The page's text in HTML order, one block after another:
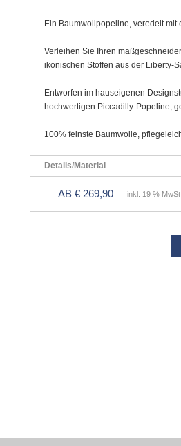
Ein Baumwollpopeline, veredelt
Verleihen Sie Ihren
ikonischen Stoffen aus der Liberty-
Entworfen im hauseigenen
hochwertigen Piccadilly-Popeline,
100% feinste Baumwolle,
Details/Material
AB € 269,90 inkl. 19 %